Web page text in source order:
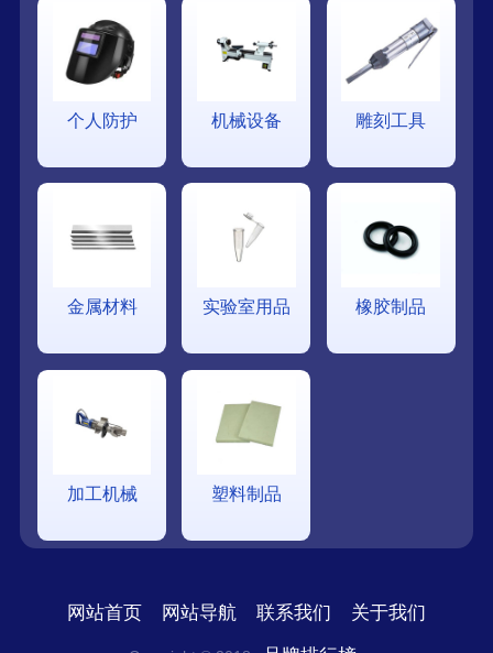
个人防护 机械设备 雕刻工具
金属材料 实验室用品 橡胶制品
加工机械 塑料制品
网站首页 网站导航 联系我们 关于我们